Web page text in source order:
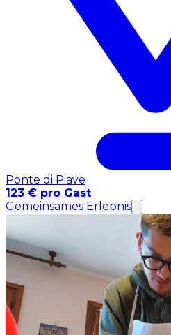
Ponte di Piave
123 € pro Gast
Gemeinsames Erlebnis